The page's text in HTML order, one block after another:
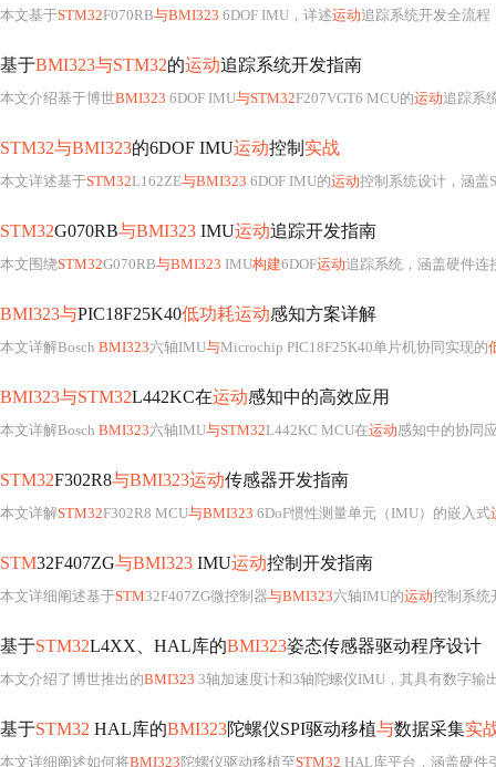
本文基于STM32F070RB与BMI323 6DOF IMU，详述运动追踪系统开发全流程：包括硬件选型依据、SPI
基于BMI323与STM32的运动追踪系统开发指南
本文介绍基于博世BMI323 6DOF IMU与STM32F207VGT6 MCU的运动追踪系统开发全流程，
STM32与BMI323的6DOF IMU运动控制 实战
本文详述基于STM32L162ZE与BMI323 6DOF IMU的运动控制系统设计，涵盖SPI硬件接口、寄
STM32G070RB与BMI323 IMU运动追踪开发指南
本文围绕STM32G070RB与BMI323 IMU构建6DOF运动追踪系统，涵盖硬件连
BMI323与PIC18F25K40低功耗运动感知方案详解
本文详解Bosch BMI323六轴IMU与Microchip PIC18F25K40单片机协同实现的
BMI323与STM32L442KC在运动感知中的高效应用
本文详解Bosch BMI323六轴IMU与STM32L442KC MCU在运动感知中的协同应
STM32F302R8与BMI323运动传感器开发指南
本文详解STM32F302R8 MCU与BMI323 6DoF惯性测量单元（IMU）的嵌入式
STM32F407ZG与BMI323 IMU运动控制开发指南
本文详细阐述基于STM32F407ZG微控制器与BMI323六轴IMU的运动控制系统开
基于STM32L4XX、HAL库的BMI323姿态传感器驱动程序设计
本文介绍了博世推出的BMI323 3轴加速度计和3轴陀螺仪IMU，其具有数字输
基于STM32 HAL库的BMI323陀螺仪SPI驱动移植与数据采集实
本文详细阐述如何将BMI323 陀螺仪驱动移植至STM32 HAL库平台，涵盖硬件